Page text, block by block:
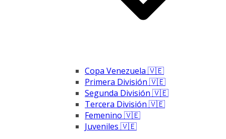
Copa Venezuela 🇻🇪
Primera División 🇻🇪
Segunda División 🇻🇪
Tercera División 🇻🇪
Femenino 🇻🇪
Juveniles 🇻🇪